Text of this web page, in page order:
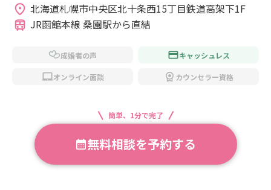
JR函館本線 桑園駅から直結
成婚者の声 キャッシュレス
オンライン面談 カウンセラー資格
簡単、1分で完了
無料相談を予約する